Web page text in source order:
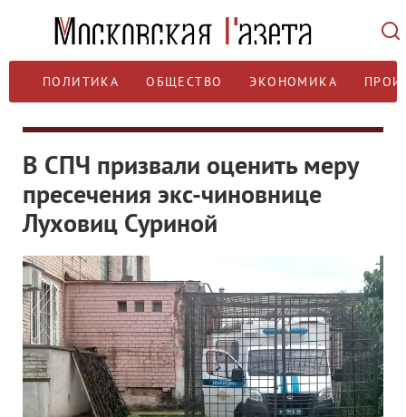
ПОЛИТИКА ОБЩЕСТВО ЭКОНОМИКА
В СПЧ призвали оценить меру
пресечения экс-чиновнице
Луховиц Суриной